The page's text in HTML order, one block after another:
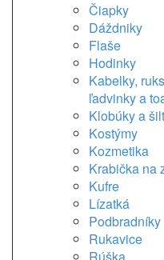
Čiapky
Dáždniky
Flaše
Hodinky
Kabelky,
ľadvinky a
Klobúky a
Kostýmy
Kozmetika
Krabička na
Kufre
Lízatká
Podbradníky
Rukavice